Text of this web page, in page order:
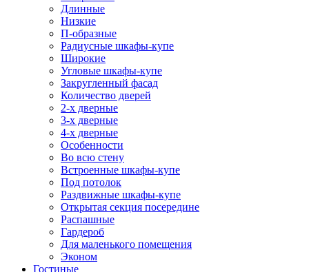
Длинные
Низкие
П-образные
Радиусные шкафы-купе
Широкие
Угловые шкафы-купе
Закругленный фасад
Количество дверей
2-х дверные
3-х дверные
4-х дверные
Особенности
Во всю стену
Встроенные шкафы-купе
Под потолок
Раздвижные шкафы-купе
Открытая секция посередине
Распашные
Гардероб
Для маленького помещения
Эконом
Гостиные